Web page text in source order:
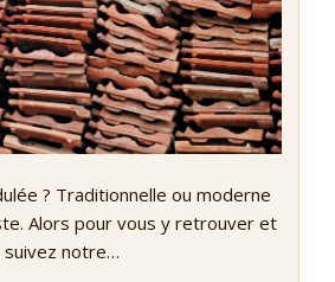
? Traditionnelle ou moderne
Alors pour vous y retrouver et
suivez notre…